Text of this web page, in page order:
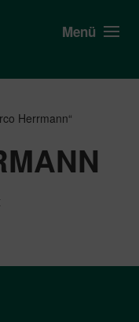
Menü
Herrmann“